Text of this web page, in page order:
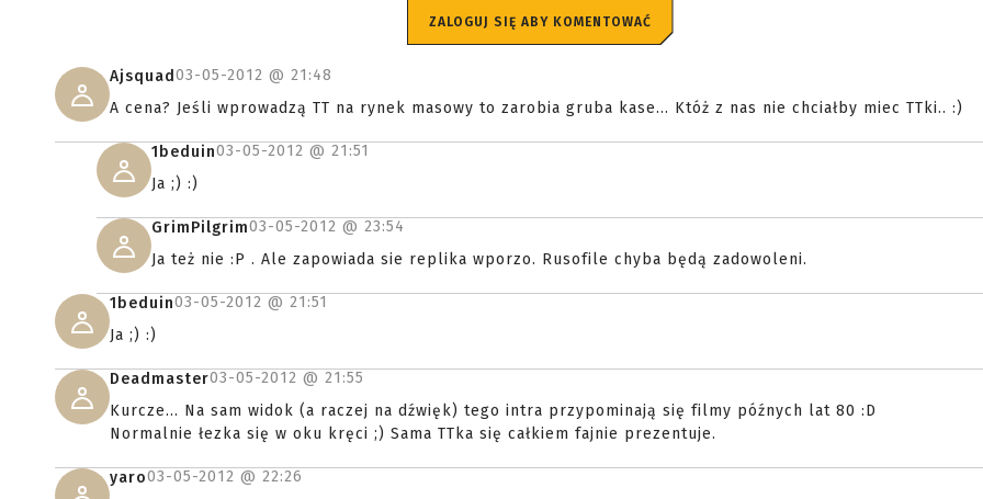
ZALOGUJ SIĘ ABY KOMENTOWAĆ
Ajsquad03-05-2012 @ 21:48
A cena? Jeśli wprowadzą TT na rynek masowy to zarobia gruba kase... Któż z nas nie chciałby miec TTki.. :)
1beduin03-05-2012 @ 21:51
Ja ;) :)
GrimPilgrim03-05-2012 @ 23:54
Ja też nie :P . Ale zapowiada sie replika wporzo. Rusofile chyba będą zadowoleni.
1beduin03-05-2012 @ 21:51
Ja ;) :)
Deadmaster03-05-2012 @ 21:55
Kurcze... Na sam widok (a raczej na dźwięk) tego intra przypominają się filmy późnych lat 80 :D
Normalnie łezka się w oku kręci ;) Sama TTka się całkiem fajnie prezentuje.
yaro03-05-2012 @ 22:26